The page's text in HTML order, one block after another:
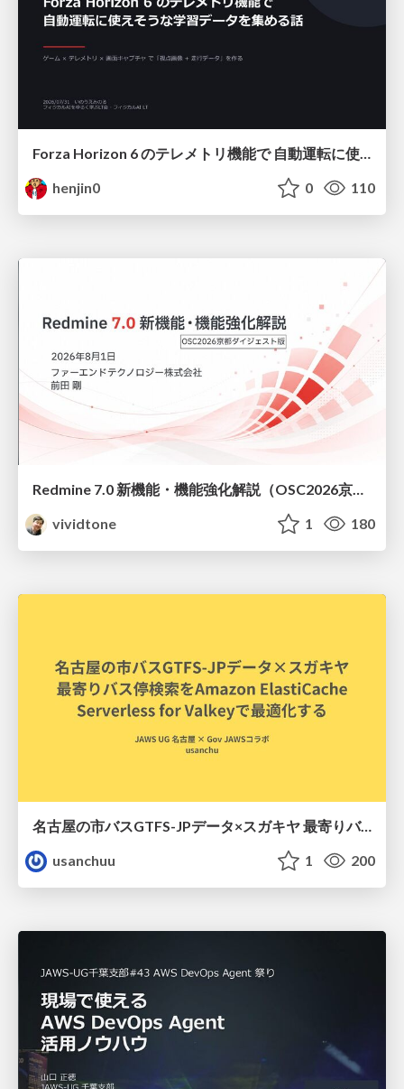
Forza Horizon 6 のテレメトリ機能で 自動運転に使えそうな学習データを集める話
henjin0
0 110
Redmine 7.0 新機能・機能強化解説（OSC2026京都ダイジェスト版）
vividtone
1 180
名古屋の市バスGTFS-JPデータ×スガキヤ 最寄りバス停検索をAmazon ElastiCache Serverless for Valkeyで最適化する
usanchuu
1 200